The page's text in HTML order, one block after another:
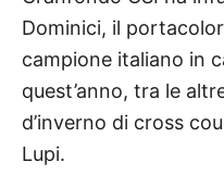
Dominici, il
campione italiano in
quest’anno, tra le
d’inverno di cross
Lupi.